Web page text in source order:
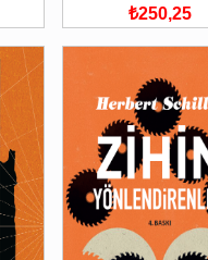
₺250,25